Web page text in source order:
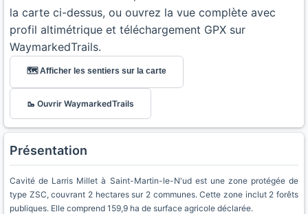
la carte ci-dessus, ou ouvrez la vue complète avec
profil altimétrique et téléchargement GPX sur
WaymarkedTrails.
🗺️ Afficher les sentiers sur la carte
🥾 Ouvrir WaymarkedTrails
Présentation
Cavité de Larris Millet à Saint-Martin-le-N'ud est une zone protégée de
type ZSC, couvrant 2 hectares sur 2 communes. Cette zone inclut 2 forêts
publiques. Elle comprend 159,9 ha de surface agricole déclarée.